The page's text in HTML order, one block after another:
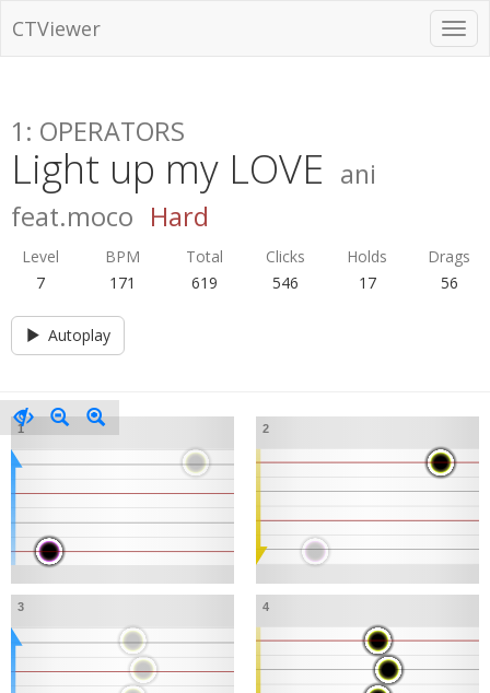
CTViewer
1: OPERATORS
Light up my LOVE ani
feat.moco Hard
Level BPM Total Clicks Holds
Drags
7
171 619 546 17 56
Autoplay
1 2
3 4